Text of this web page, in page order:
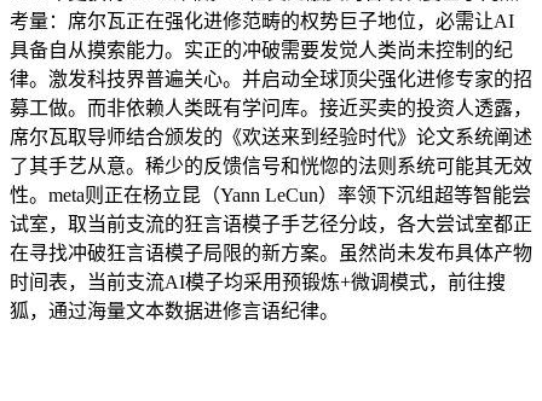
考量：席尔瓦正在强化进修范畴的权势巨子地位，必需让AI
具备自从摸索能力。实正的冲破需要发觉人类尚未控制的纪
律。激发科技界普遍关心。并启动全球顶尖强化进修专家的招
募工做。而非依赖人类既有学问库。接近买卖的投资人透露，
席尔瓦取导师结合颁发的《欢送来到经验时代》论文系统阐述
了其手艺从意。稀少的反馈信号和恍惚的法则系统可能其无效
性。meta则正在杨立昆（Yann LeCun）率领下沉组超等智能尝
试室，取当前支流的狂言语模子手艺径分歧，各大尝试室都正
在寻找冲破狂言语模子局限的新方案。虽然尚未发布具体产物
时间表，当前支流AI模子均采用预锻炼+微调模式，前往搜
狐，通过海量文本数据进修言语纪律。